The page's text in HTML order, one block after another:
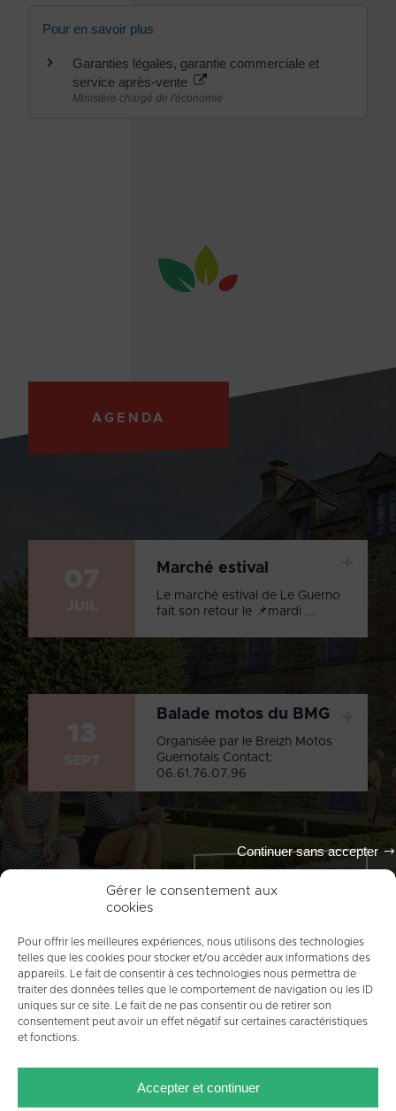
Gérer le consentement aux
cookies
Pour offrir les meilleures expériences, nous utilisons des technologies
telles que les cookies pour stocker et/ou accéder aux informations des
appareils. Le fait de consentir à ces technologies nous permettra de
traiter des données telles que le comportement de navigation ou les ID
uniques sur ce site. Le fait de ne pas consentir ou de retirer son
consentement peut avoir un effet négatif sur certaines caractéristiques
et fonctions.
Accepter et continuer
Continuer sans accepter
Pour en savoir plus
Garanties légales, garantie commerciale et
service après-vente
Ministère chargé de l'économie
AGENDA
Marché estival
Le marché estival de Le Guerno
fait son retour le 📌mardi ...
Balade motos du BMG
Organisée par le Breizh Motos
Guernotais Contact:
06.61.76.07.96
PLAN DU SITE
MENTIONS LÉGALES
CRÉDITS POLITIQUE DE COOKIES (UE)